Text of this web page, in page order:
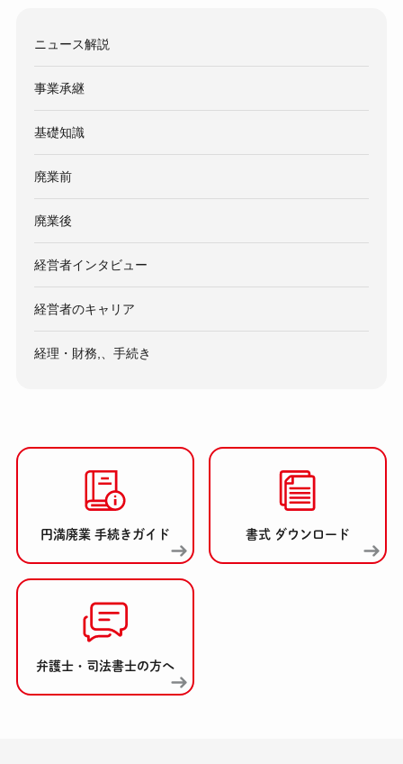
ニュース解説
事業承継
基礎知識
廃業前
廃業後
経営者インタビュー
経営者のキャリア
経理・財務,、手続き
円満廃業 手続きガイド 書式 ダウンロード
弁護士・司法書士の方へ